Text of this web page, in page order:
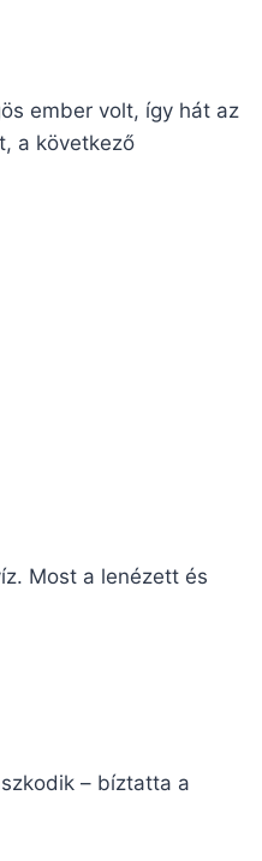
ember volt, így hát az
a következő
Most a lenézett és
– bíztatta a